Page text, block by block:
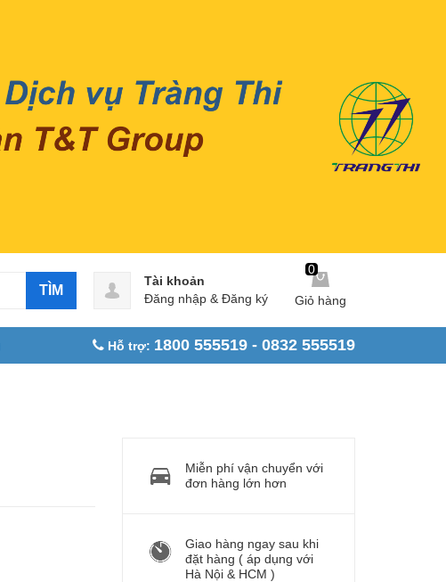
TÌM
0
Giỏ hàng
Tài khoản
Đăng nhập & Đăng ký
Hỗ trợ: 1800 555519 - 0832 555519
Miễn phí vận chuyển với
đơn hàng lớn hơn
Giao hàng ngay sau khi
đặt hàng ( áp dụng với
Hà Nội & HCM )